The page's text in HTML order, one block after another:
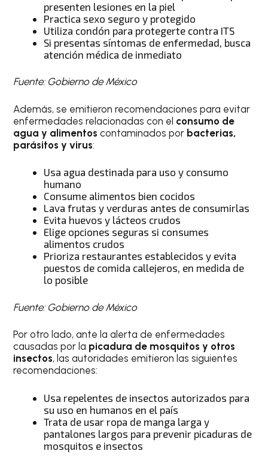
presenten lesiones en la piel
Practica sexo seguro y protegido
Utiliza condón para protegerte contra ITS
Si presentas síntomas de enfermedad, busca
atención médica de inmediato
Fuente: Gobierno de México
Además, se emitieron recomendaciones para evitar
enfermedades relacionadas con el consumo de
agua y alimentos contaminados por bacterias,
parásitos y virus:
Usa agua destinada para uso y consumo
humano
Consume alimentos bien cocidos
Lava frutas y verduras antes de consumirlas
Evita huevos y lácteos crudos
Elige opciones seguras si consumes
alimentos crudos
Prioriza restaurantes establecidos y evita
puestos de comida callejeros, en medida de
lo posible
Fuente: Gobierno de México
Por otro lado, ante la alerta de enfermedades
causadas por la picadura de mosquitos y otros
insectos, las autoridades emitieron las siguientes
recomendaciones:
Usa repelentes de insectos autorizados para
su uso en humanos en el país
Trata de usar ropa de manga larga y
pantalones largos para prevenir picaduras de
mosquitos e insectos